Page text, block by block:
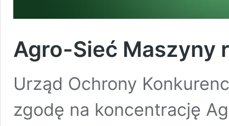
Agro-Sieć Maszyny
Urząd Ochrony
zgodę na koncentrację